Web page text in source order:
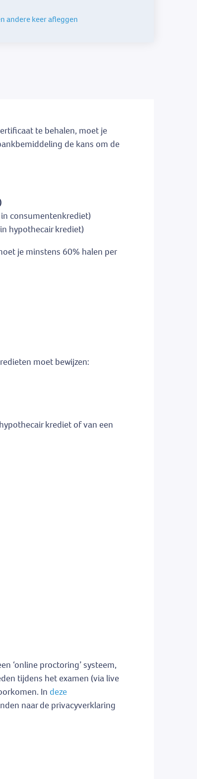
andere keer afleggen
te behalen, moet je
de kans om de
consumentenkrediet)
hypothecair krediet)
je minstens 60% halen per
moet bewijzen:
krediet of van een
‘online proctoring’ systeem,
tijdens het examen (via live
In deze
naar de privacyverklaring